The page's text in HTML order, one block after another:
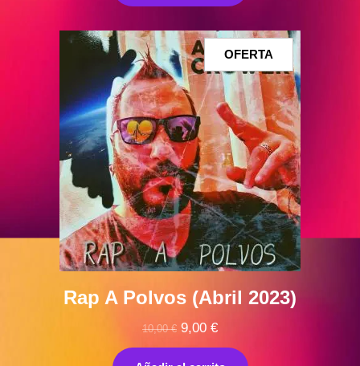
OFERTA
OFERTA
Rap A Polvos (Abril 2023)
10,00€ El
precio
9,00 €El
precio